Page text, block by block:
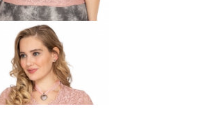
Bluse ARKTIS rosa
59,90 € 79,90 €